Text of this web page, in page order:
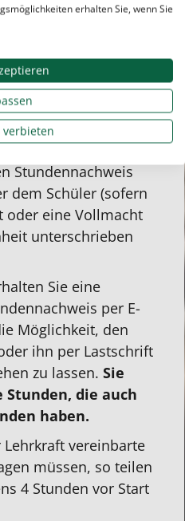
jeder
Stundennachweis
dem Schüler (sofern
oder eine Vollmacht
unterschrieben
Sie eine
per E-
Möglichkeit, den
ihn per Lastschrift
zu lassen. Sie
Stunden, die auch
haben.
vereinbarte
müssen, so teilen
4 Stunden vor Start
erhalten Sie, wenn Sie
verbieten